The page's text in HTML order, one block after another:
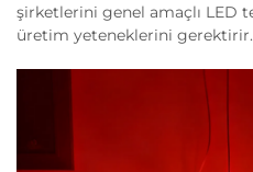
şirketlerini genel amaçlı LED
üretim yeteneklerini gerektirir.